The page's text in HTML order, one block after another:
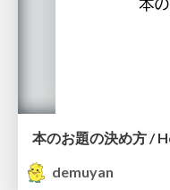
demuyan